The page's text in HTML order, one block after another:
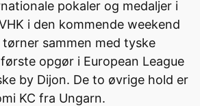
pokaler og medaljer i
i den kommende weekend
tørner sammen med tyske
opgør i European League
by Dijon. De to øvrige hold er
KC fra Ungarn.